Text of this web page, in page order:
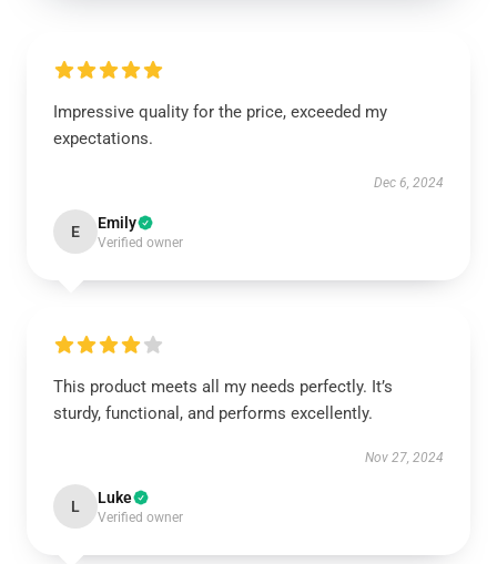
Impressive quality for the price, exceeded my
expectations.
Dec 6, 2024
E Emily
Verified owner
This product meets all my needs perfectly. It’s
sturdy, functional, and performs excellently.
Nov 27, 2024
L Luke
Verified owner